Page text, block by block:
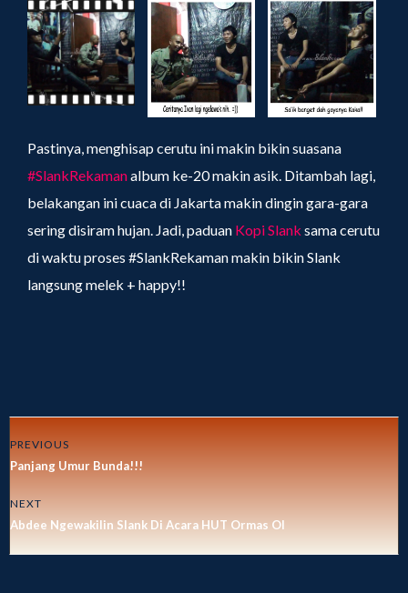
Pastinya, menghisap cerutu ini makin bikin suasana
#SlankRekamanalbum ke-20 makin asik. Ditambah lagi,
belakangan ini cuaca di Jakarta makin dingin gara-gara
sering disiram hujan. Jadi, paduan Kopi Slank sama cerutu
di waktu proses #SlankRekaman makin bikin Slank
langsung melek + happy!!
PREVIOUS
Panjang Umur Bunda!!!
NEXT
Abdee Ngewakilin Slank Di Acara HUT Ormas OI